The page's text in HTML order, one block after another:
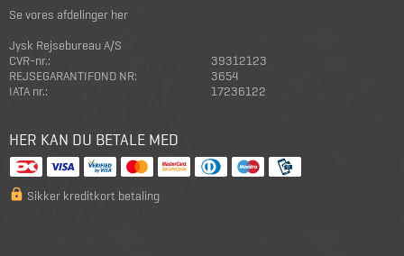
Se vores afdelinger her
Jysk Rejsebureau A/S
CVR-nr.:
39312123
REJSEGARANTIFOND NR:
3654
IATA nr.:
17236122
HER KAN DU BETALE MED
Sikker kreditkort betaling